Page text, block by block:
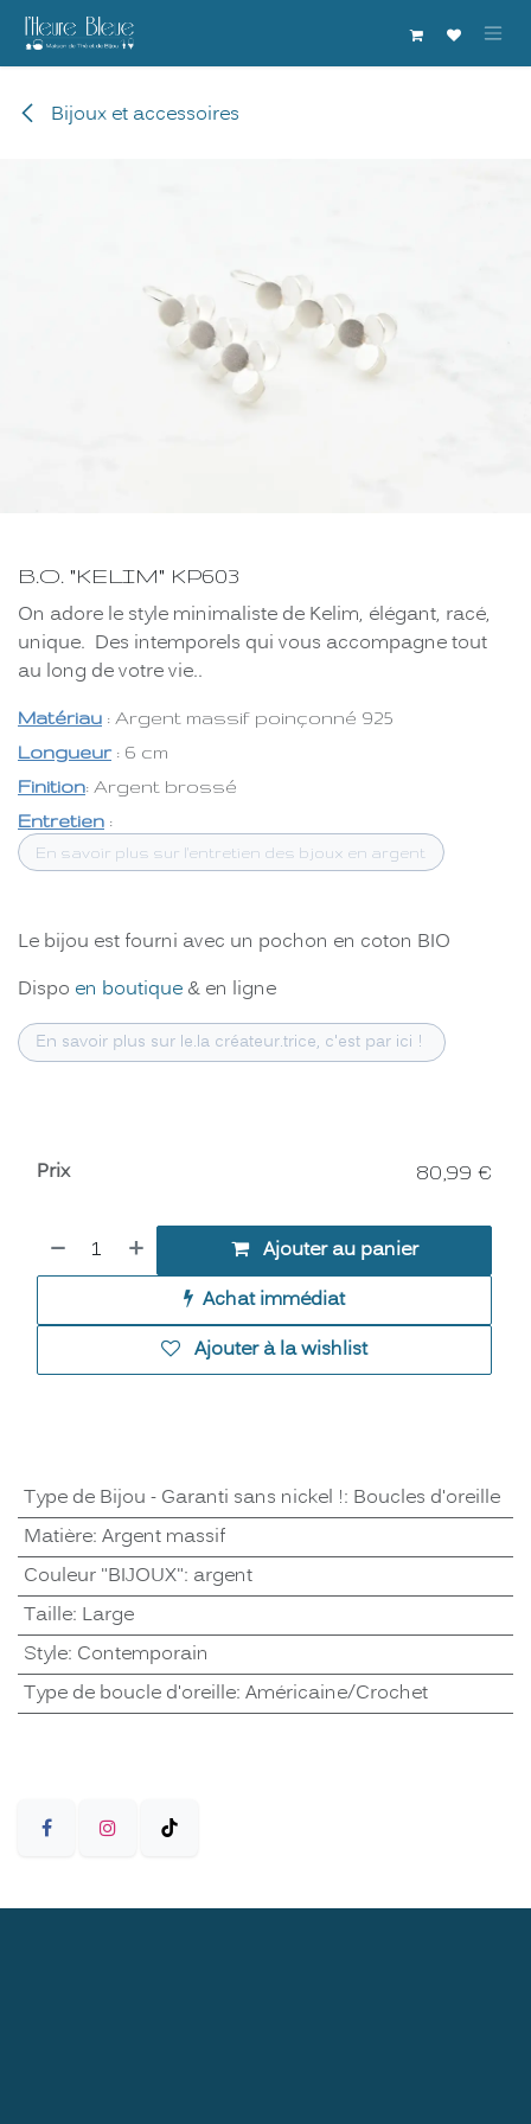
Se rendre au contenu
Bijoux et accessoires
B.O. "KELIM" KP603
On adore le style minimaliste de Kelim, élégant, racé,
unique. Des intemporels qui vous accompagne tout
au long de votre vie..
Matériau : Argent massif poinçonné 925
Longueur : 6 cm
Finition: Argent brossé
Entretien :
En savoir plus sur l'entretien des bjoux en argent
Le bijou est fourni avec un pochon en coton BIO
Dispo en boutique & en ligne
En savoir plus sur le.la créateur.trice, c'est par ici !
Ajouter au panier
Achat immédiat
Ajouter à la wishlist
Prix 80,99 €
Type de Bijou - Garanti sans nickel !: Boucles d'oreille
Matière: Argent massif
Couleur "BIJOUX": argent
Taille: Large
Style: Contemporain
Type de boucle d'oreille: Américaine/Crochet